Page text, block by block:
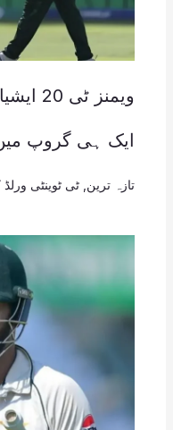
ویمنز
ایک ہی گروپ
تازہ ترین ٹی ٹوینٹی ورلڈ